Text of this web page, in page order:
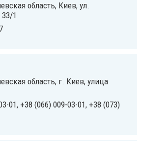
область, Киев, ул.
1
область, г. Киев, улица
01, +38 (066) 009-03-01, +38 (073)